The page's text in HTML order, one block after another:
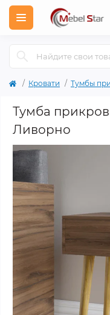
Кровати Тумбы
Тумба
Ливорно